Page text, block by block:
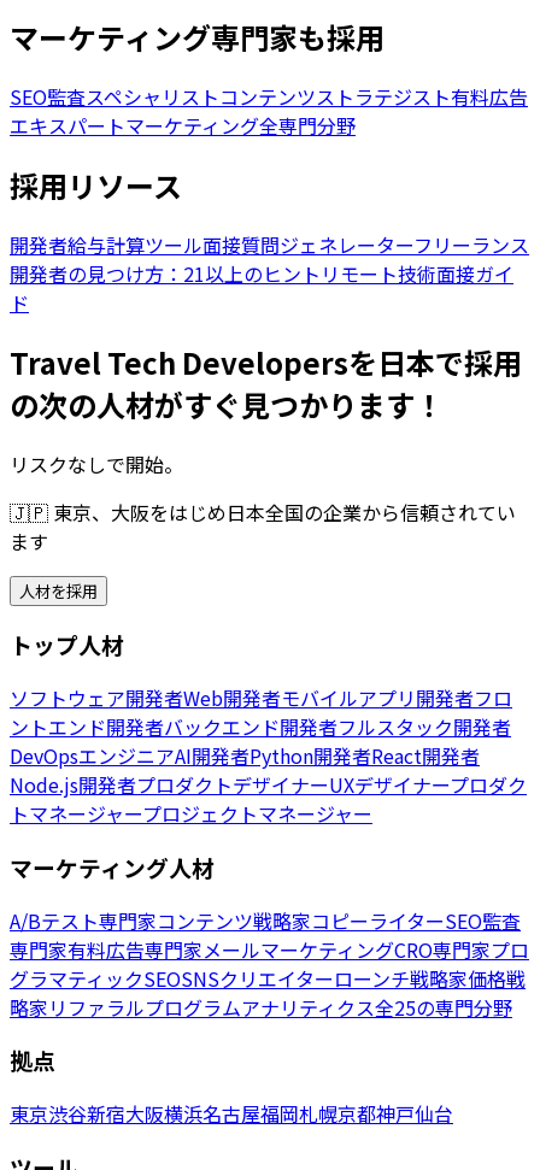
マーケティング専門家も採用
SEO監査スペシャリストコンテンツストラテジスト有料広告
エキスパートマーケティング全専門分野
採用リソース
開発者給与計算ツール面接質問ジェネレーターフリーランス
開発者の見つけ方：21以上のヒント リモート技術面接ガイ
ド
Travel Tech Developersを日本で採用
の次の人材がすぐ見つかります！
リスクなしで開始。
🇯🇵 東京、大阪をはじめ日本全国の企業から信頼されてい
ます
人材を採用
トップ人材
ソフトウェア開発者Web開発者モバイルアプリ開発者フロ
ントエンド開発者バックエンド開発者フルスタック開発者
DevOpsエンジニアAI開発者Python開発者React開発者
Node.js開発者プロダクトデザイナーUXデザイナープロダク
トマネージャープロジェクトマネージャー
マーケティング人材
A/Bテスト専門家コンテンツ戦略家コピーライターSEO監査
専門家有料広告専門家メールマーケティングCRO専門家プロ
グラマティックSEOSNSクリエイターローンチ戦略家価格戦
略家リファラルプログラムアナリティクス全25の専門分野
拠点
東京渋谷新宿大阪横浜名古屋福岡札幌京都神戸仙台